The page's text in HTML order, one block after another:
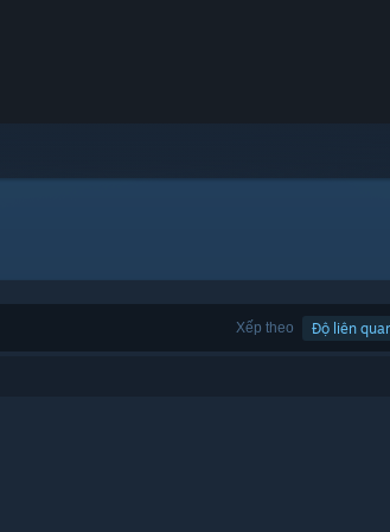
Xếp theo Độ liên